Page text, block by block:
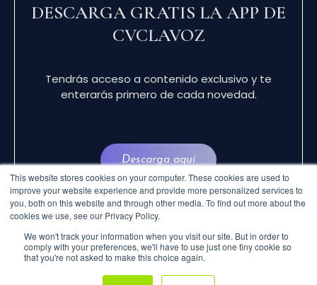
This website stores cookies on your computer. These cookies are used to
improve your website experience and provide more personalized services to
you, both on this website and through other media. To find out more about the
cookies we use, see our Privacy Policy.
We won't track your information when you visit our site. But in order to
comply with your preferences, we'll have to use just one tiny cookie so
that you're not asked to make this choice again.
DESCARGA GRATIS LA APP DE
CVCLAVOZ
Tendrás acceso a contenido exclusivo y te
enterarás primero de cada novedad.
Descarga aquí
© 2024 CVCLAVOZ . TODOS LOS DERECHOS